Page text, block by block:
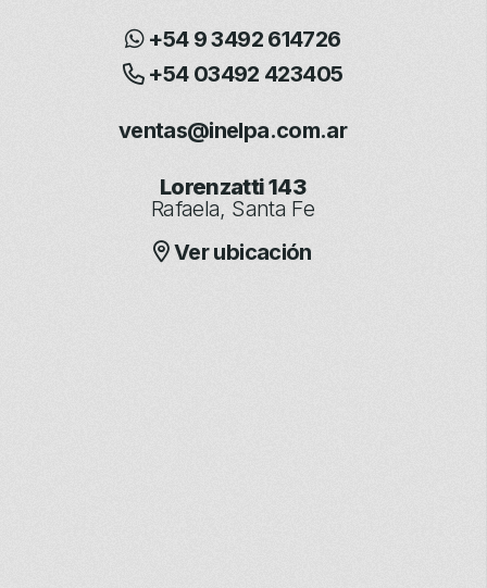
+54 9 3492 614726
+54 03492 423405
ventas@inelpa.com.ar
Lorenzatti 143
Rafaela, Santa Fe
Ver ubicación